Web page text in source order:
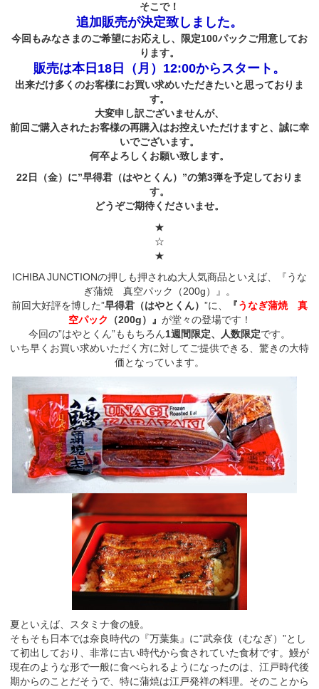
そこで！
追加販売が決定致しました。
今回もみなさまのご希望にお応えし、限定100パックご用意してお
ります。
販売は本日18日（月）12:00からスタート。
出来だけ多くのお客様にお買い求めいただきたいと思っておりま
す。
大変申し訳ございませんが、
前回ご購入されたお客様の再購入はお控えいただけますと、誠に幸
いでございます。
何卒よろしくお願い致します。
22日（金）に”早得君（はやとくん）”の第3弾を予定しておりま
す。
どうぞご期待くださいませ。
★
☆
★
ICHIBA JUNCTIONの押しも押されぬ大人気商品といえば、『うな
ぎ蒲焼 真空パック（200g）』。
前回大好評を博した”早得君（はやとくん） ”に、 『うなぎ蒲焼 真
空パック （200g）』 が堂々の登場です！
今回の”はやとくん”ももちろん1週間限定、人数限定です。
いち早くお買い求めいただく方に対してご提供できる、驚きの大特
価となっています。
夏といえば、スタミナ食の鰻。
そもそも日本では奈良時代の『万葉集』に”武奈伎（むなぎ）”とし
て初出しており、非常に古い時代から食されていた食材です。鰻が
現在のような形で一般に食べられるようになったのは、江戸時代後
期からのことだそうで、特に蒲焼は江戸発祥の料理。そのことから